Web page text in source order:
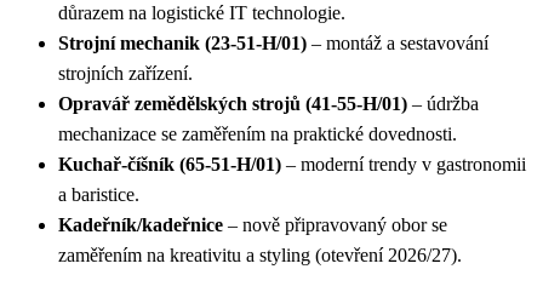
důrazem na logistické IT technologie.
Strojní mechanik (23-51-H/01) – montáž a sestavování
strojních zařízení.
Opravář zemědělských strojů (41-55-H/01) – údržba
mechanizace se zaměřením na praktické dovednosti.
Kuchař-číšník (65-51-H/01) – moderní trendy v gastronomii
a baristice.
Kadeřník/kadeřnice – nově připravovaný obor se
zaměřením na kreativitu a styling (otevření 2026/27).